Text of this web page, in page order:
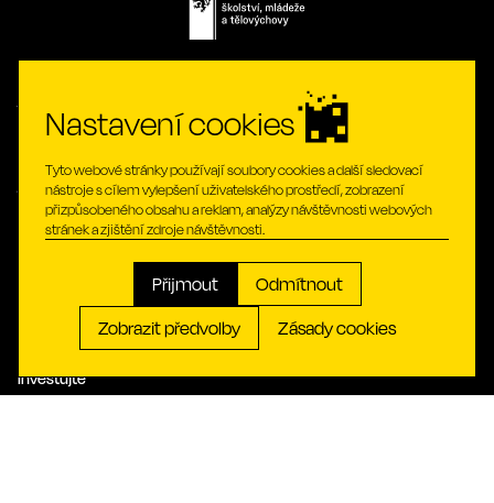
Vyberte si
projekty dle fáze
vašeho podnikání
Expandujte
Investujte
Náš region
Insights
Živý tvůrčí duch
Nastavení cookies
Tyto webové stránky používají soubory cookies a další sledovací
nástroje s cílem vylepšení uživatelského prostředí, zobrazení
přizpůsobeného obsahu a reklam, analýzy návštěvnosti webových
stránek a zjištění zdroje návštěvnosti.
Přijmout
Odmítnout
Zobrazit předvolby
Zásady cookies